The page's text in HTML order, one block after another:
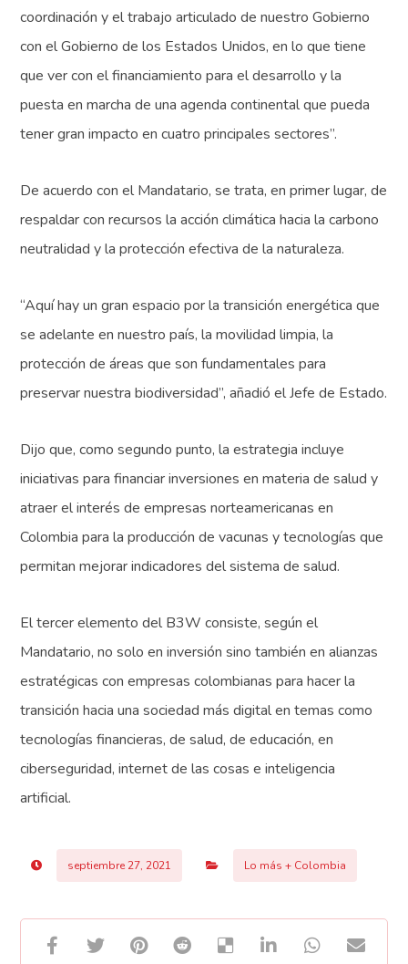
coordinación y el trabajo articulado de nuestro Gobierno
con el Gobierno de los Estados Unidos, en lo que tiene
que ver con el financiamiento para el desarrollo y la
puesta en marcha de una agenda continental que pueda
tener gran impacto en cuatro principales sectores”.
De acuerdo con el Mandatario, se trata, en primer lugar, de
respaldar con recursos la acción climática hacia la carbono
neutralidad y la protección efectiva de la naturaleza.
“Aquí hay un gran espacio por la transición energética que
se adelante en nuestro país, la movilidad limpia, la
protección de áreas que son fundamentales para
preservar nuestra biodiversidad”, añadió el Jefe de Estado.
Dijo que, como segundo punto, la estrategia incluye
iniciativas para financiar inversiones en materia de salud y
atraer el interés de empresas norteamericanas en
Colombia para la producción de vacunas y tecnologías que
permitan mejorar indicadores del sistema de salud.
El tercer elemento del B3W consiste, según el
Mandatario, no solo en inversión sino también en alianzas
estratégicas con empresas colombianas para hacer la
transición hacia una sociedad más digital en temas como
tecnologías financieras, de salud, de educación, en
ciberseguridad, internet de las cosas e inteligencia
artificial.
septiembre 27, 2021 Lo más + Colombia